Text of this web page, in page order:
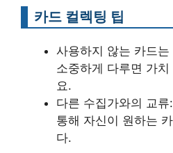
카드 컬렉팅 팁
사용하지 않는 카드
소중하게 다루면 가
요.
다른 수집가와의 교
통해 자신이 원하는
다.